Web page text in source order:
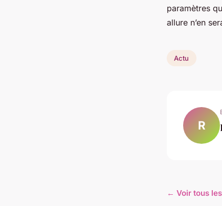
paramètres
allure n’en
Actu
R
← Voir tous